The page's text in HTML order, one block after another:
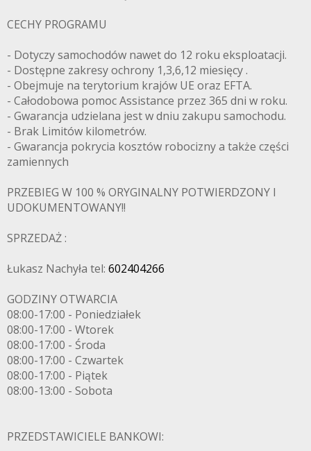
CECHY PROGRAMU
- Dotyczy samochodów nawet do 12 roku eksploatacji.
- Dostępne zakresy ochrony 1,3,6,12 miesięcy .
- Obejmuje na terytorium krajów UE oraz EFTA.
- Całodobowa pomoc Assistance przez 365 dni w roku.
- Gwarancja udzielana jest w dniu zakupu samochodu.
- Brak Limitów kilometrów.
- Gwarancja pokrycia kosztów robocizny a także części
zamiennych
PRZEBIEG W 100 % ORYGINALNY POTWIERDZONY I
UDOKUMENTOWANY!!
SPRZEDAŻ :
Łukasz Nachyła tel: 602404266
GODZINY OTWARCIA
08:00-17:00 - Poniedziałek
08:00-17:00 - Wtorek
08:00-17:00 - Środa
08:00-17:00 - Czwartek
08:00-17:00 - Piątek
08:00-13:00 - Sobota
PRZEDSTAWICIELE BANKOWI: